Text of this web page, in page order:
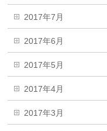
2017年7月
2017年6月
2017年5月
2017年4月
2017年3月